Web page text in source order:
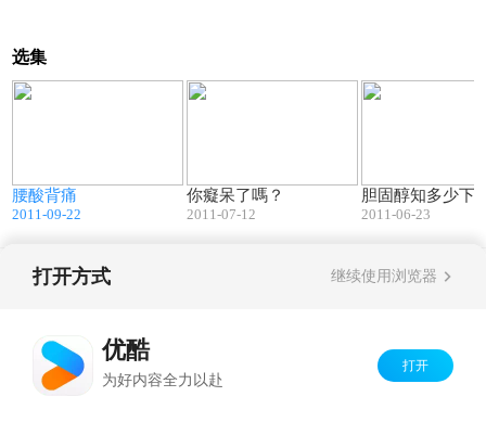
选集
腰酸背痛
2011-09-22
你癡呆了嗎？
2011-07-12
胆固醇知多少下
2011-06-23
版权所有
打开方式 继续使用浏览器
优酷
为好内容全力以赴
打开